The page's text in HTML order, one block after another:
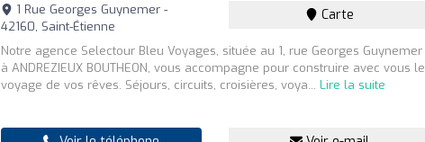
1 Rue Georges Guynemer -
42160, Saint-Étienne
Carte
Notre agence Selectour Bleu Voyages, située au 1, rue Georges Guynemer
à ANDREZIEUX BOUTHEON, vous accompagne pour construire avec vous le
voyage de vos rêves. Séjours, circuits, croisières, voya...Lire la suite